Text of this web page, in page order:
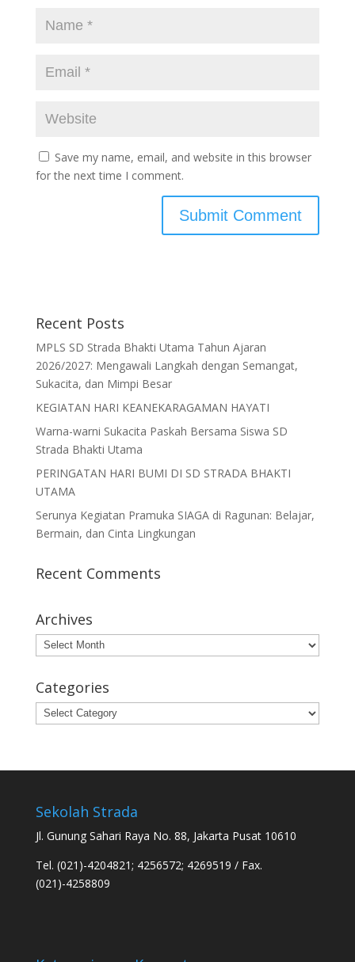
Save my name, email, and website in this browser
for the next time I comment.
Recent Posts
MPLS SD Strada Bhakti Utama Tahun Ajaran
2026/2027: Mengawali Langkah dengan Semangat,
Sukacita, dan Mimpi Besar
KEGIATAN HARI KEANEKARAGAMAN HAYATI
Warna-warni Sukacita Paskah Bersama Siswa SD
Strada Bhakti Utama
PERINGATAN HARI BUMI DI SD STRADA BHAKTI
UTAMA
Serunya Kegiatan Pramuka SIAGA di Ragunan: Belajar,
Bermain, dan Cinta Lingkungan
Recent Comments
Archives
Archives
Categories
Categories
Sekolah Strada
Jl. Gunung Sahari Raya No. 88, Jakarta Pusat 10610
Tel. (021)-4204821; 4256572; 4269519 / Fax.
(021)-4258809